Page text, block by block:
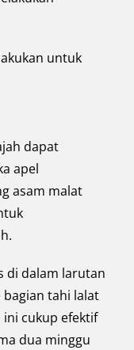
untuk
dapat
apel
asam malat
di dalam larutan
bagian tahi lalat
ini cukup efektif
dua minggu